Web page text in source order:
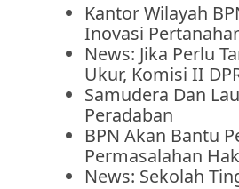
Kantor Wilayah
Inovasi
News: Jika Perlu
Ukur, Komisi II
Samudera Dan
Peradaban
BPN Akan Bantu
Permasalahan
News: Sekolah